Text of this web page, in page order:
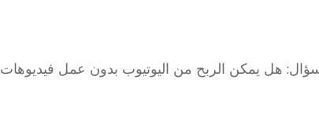
هل يمكن الربح من اليوتيوب بدون عمل فيديوهات